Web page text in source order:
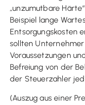
„unzumutbare
Beispiel lange
Entsorgungskosten
sollten
Voraussetzungen
Befreiung von der
der Steuerzahler
(Auszug aus einer